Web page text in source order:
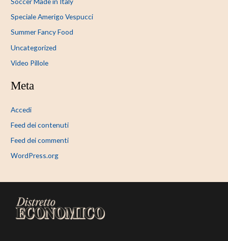
Speciale Amerigo Vespucci
Summer Fancy Food
Uncategorized
Video Pillole
Meta
Accedi
Feed dei contenuti
Feed dei commenti
WordPress.org